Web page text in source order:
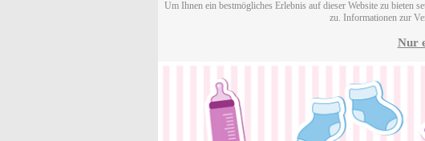
Um Ihnen ein bestmögliches Erlebnis auf dieser Website zu bieten
zu. Informationen zur
Nur